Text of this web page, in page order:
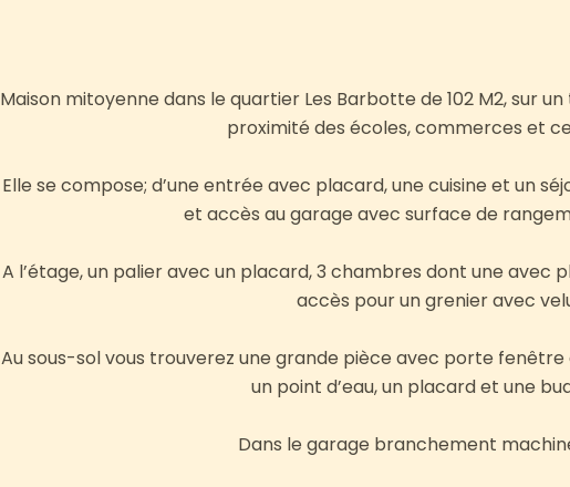
Maison mitoyenne dans le quartier Les Barbotte de 102 M2, sur
proximité des écoles, commerces et
Elle se compose; d’une entrée avec placard, une cuisine et un
et accès au garage avec surface de
A l’étage, un palier avec un placard, 3 chambres dont une avec
accès pour un grenier avec
Au sous-sol vous trouverez une grande pièce avec porte
un point d’eau, un placard et une
Dans le garage branchement